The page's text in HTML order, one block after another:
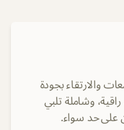
والارتقاء بجودة
وشاملة تلبي
على حد سواء.